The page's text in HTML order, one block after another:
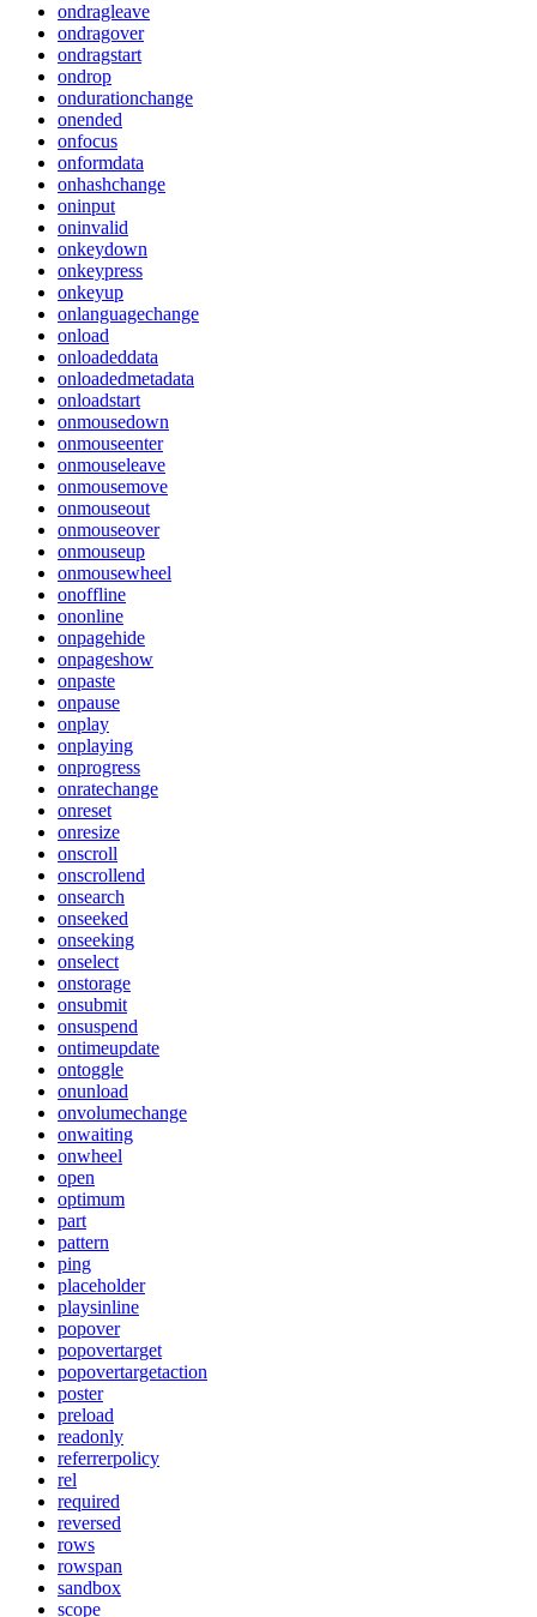
ondragleave
ondragover
ondragstart
ondrop
ondurationchange
onended
onfocus
onformdata
onhashchange
oninput
oninvalid
onkeydown
onkeypress
onkeyup
onlanguagechange
onload
onloadeddata
onloadedmetadata
onloadstart
onmousedown
onmouseenter
onmouseleave
onmousemove
onmouseout
onmouseover
onmouseup
onmousewheel
onoffline
ononline
onpagehide
onpageshow
onpaste
onpause
onplay
onplaying
onprogress
onratechange
onreset
onresize
onscroll
onscrollend
onsearch
onseeked
onseeking
onselect
onstorage
onsubmit
onsuspend
ontimeupdate
ontoggle
onunload
onvolumechange
onwaiting
onwheel
open
optimum
part
pattern
ping
placeholder
playsinline
popover
popovertarget
popovertargetaction
poster
preload
readonly
referrerpolicy
rel
required
reversed
rows
rowspan
sandbox
scope